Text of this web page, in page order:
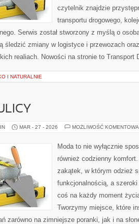
czytelnik znajdzie
transportu drogowego,
Serwis został stworzony z myślą o
śledzić zmiany w logistyce i przewozach
realiach. Nowości na stronie to
I NATURALNIE
MAR - 27 - 2026 MOŻLIWOŚĆ
Moda to nie wyłącznie
również codzienny
zakątek, w którym odzież
funkcjonalnością, a
coś na każdy moment
Tworzymy miejsce, które
zarówno na zimniejsze poranki, jak i na